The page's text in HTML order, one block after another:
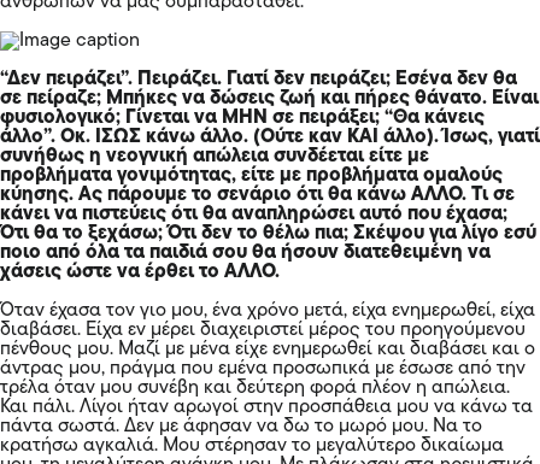
“Δεν πειράζει”. Πειράζει. Γιατί δεν πειράζει; Εσένα δεν θα
σε πείραζε; Μπήκες να δώσεις ζωή και πήρες θάνατο. Είναι
φυσιολογικό; Γίνεται να ΜΗΝ σε πειράξει; “Θα κάνεις
άλλο”. Οκ. ΙΣΩΣ κάνω άλλο. (Ούτε καν ΚΑΙ άλλο). Ίσως, γιατί
συνήθως η νεογνική απώλεια συνδέεται είτε με
προβλήματα γονιμότητας, είτε με προβλήματα ομαλούς
κύησης. Ας πάρουμε το σενάριο ότι θα κάνω ΑΛΛΟ. Τι σε
κάνει να πιστεύεις ότι θα αναπληρώσει αυτό που έχασα;
Ότι θα το ξεχάσω; Ότι δεν το θέλω πια; Σκέψου για λίγο εσύ
ποιο από όλα τα παιδιά σου θα ήσουν διατεθειμένη να
χάσεις ώστε να έρθει το ΑΛΛΟ.
Όταν έχασα τον γιο μου, ένα χρόνο μετά, είχα ενημερωθεί, είχα
διαβάσει. Είχα εν μέρει διαχειριστεί μέρος του προηγούμενου
πένθους μου. Μαζί με μένα είχε ενημερωθεί και διαβάσει και ο
άντρας μου, πράγμα που εμένα προσωπικά με έσωσε από την
τρέλα όταν μου συνέβη και δεύτερη φορά πλέον η απώλεια.
Και πάλι. Λίγοι ήταν αρωγοί στην προσπάθεια μου να κάνω τα
πάντα σωστά. Δεν με άφησαν να δω το μωρό μου. Να το
κρατήσω αγκαλιά. Μου στέρησαν το μεγαλύτερο δικαίωμα